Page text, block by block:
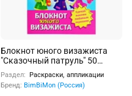
Блокнот юного визажиста
"Сказочный патруль" 50
листов
Раздел:
Раскраски, аппликации
Бренд: BimBiMon (Россия)